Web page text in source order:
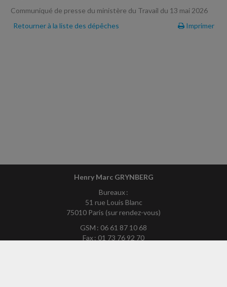
Communiqué de presse du ministère du Travail du 13 mai 2026
Retourner à la liste des dépêches
Imprimer
Henry Marc GRYNBERG
Bureaux :
51 rue Louis Blanc
75010 Paris (sur rendez-vous)
GSM : 06 61 87 10 68
Fax : 01 73 76 92 70